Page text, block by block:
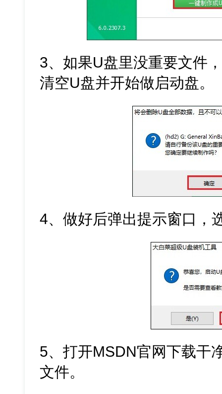
3、如果U盘里没重要文件
清空U盘并开始做启动盘。
4、做好后弹出提示窗口，
5、打开MSDN官网下载干
文件。